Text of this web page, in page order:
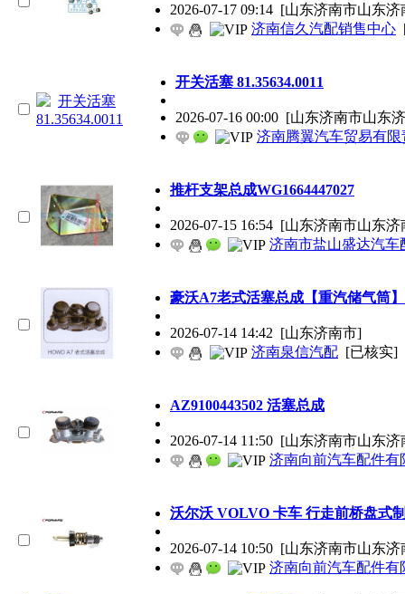
2026-07-17 09:14 [山东济南市山东
济南信久汽配销售中心
开关活塞 81.35634.0011
2026-07-16 00:00 [山东济南市山东
济南腾翼汽车贸易有限
推杆支架总成WG1664447027
2026-07-15 16:54 [山东济南市山东
济南市盐山盛达汽车
豪沃A7老式活塞总成【重汽储气筒】
2026-07-14 14:42 [山东济南市]
济南泉信汽配 [已核实]
AZ9100443502 活塞总成
2026-07-14 11:50 [山东济南市山东
济南向前汽车配件有
沃尔沃 VOLVO 卡车 行走前桥盘式
2026-07-14 10:50 [山东济南市山东
济南向前汽车配件有